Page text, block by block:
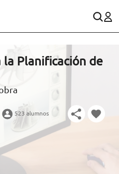
la Planificación de
523 alumnos